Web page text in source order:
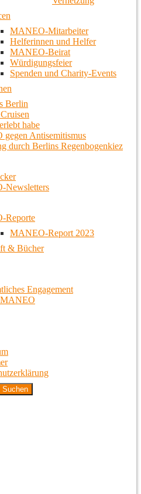
MANEO-Mitarbeiter
Helferinnen und Helfer
MANEO-Beirat
Würdigungsfeier
Spenden und Charity-Events
Berlin
habe
Antisemitismus
durch Berlins Regenbogenkiez
Newsletters
Reporte
MANEO-Report 2023
& Bücher
Engagement
MANEO
Suchen